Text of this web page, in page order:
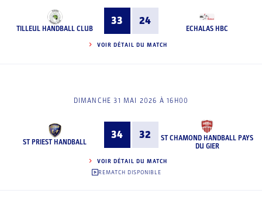
TILLEUL HANDBALL CLUB
33 24
ECHALAS HBC
VOIR DÉTAIL DU MATCH
DIMANCHE 31 MAI 2026 À 16H00
ST PRIEST HANDBALL
34 32
ST CHAMOND HANDBALL PAYS
DU GIER
VOIR DÉTAIL DU MATCH
REMATCH DISPONIBLE